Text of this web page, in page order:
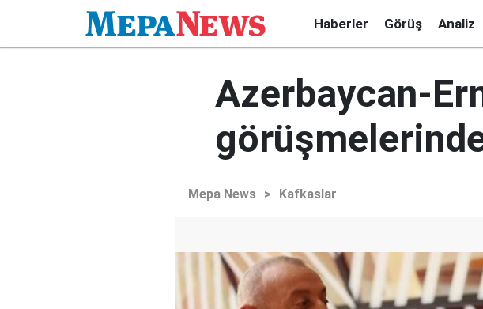
Haberler Görüş Analiz
Azerbaycan-
Mepa News > Kafkaslar